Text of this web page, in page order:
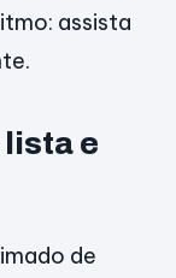
assista
lista e
de